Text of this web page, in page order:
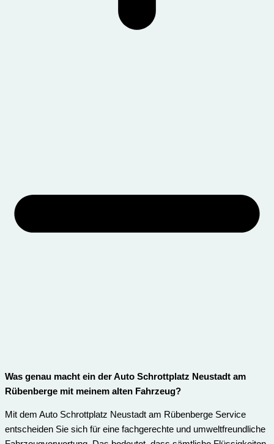
Was genau macht ein der Auto Schrottplatz Neustadt am
Rübenberge mit meinem alten Fahrzeug?
Mit dem Auto Schrottplatz Neustadt am Rübenberge Service
entscheiden Sie sich für eine fachgerechte und umweltfreundliche